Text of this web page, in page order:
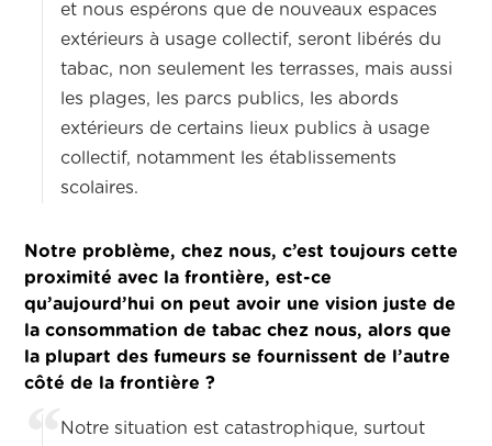
et nous espérons que de nouveaux espaces
extérieurs à usage collectif, seront libérés du
tabac, non seulement les terrasses, mais aussi
les plages, les parcs publics, les abords
extérieurs de certains lieux publics à usage
collectif, notamment les établissements
scolaires.
Notre problème, chez nous, c’est toujours cette
proximité avec la frontière, est-ce
qu’aujourd’hui on peut avoir une vision juste de
la consommation de tabac chez nous, alors que
la plupart des fumeurs se fournissent de l’autre
côté de la frontière ?
Notre situation est catastrophique, surtout